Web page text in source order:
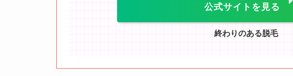
公式サイトを見る
終わりのある脱毛